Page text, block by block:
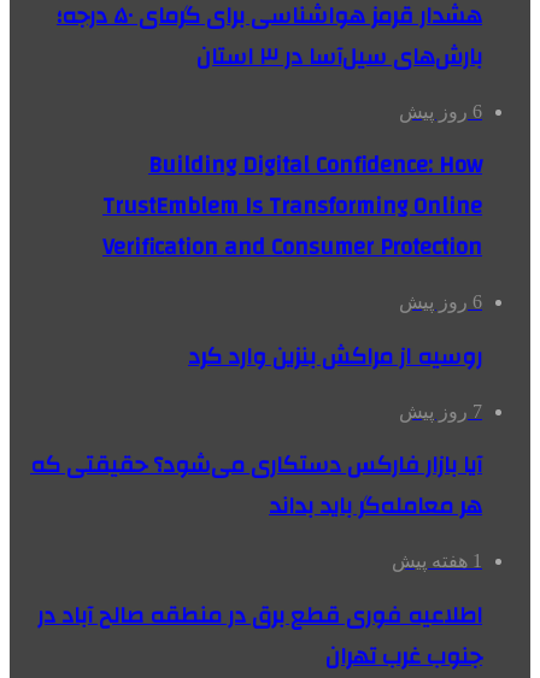
هشدار قرمز هواشناسی برای گرمای ۵۰ درجه؛
بارش‌های سیل‌آسا در ۳ استان
6 روز پیش
Building Digital Confidence: How
TrustEmblem Is Transforming Online
Verification and Consumer Protection
6 روز پیش
روسیه از مراکش بنزین وارد کرد
7 روز پیش
آیا بازار فارکس دستکاری می‌شود؟ حقیقتی که
هر معامله‌گر باید بداند
1 هفته پیش
اطلاعیه فوری قطع برق در منطقه صالح آباد در
جنوب غرب تهران